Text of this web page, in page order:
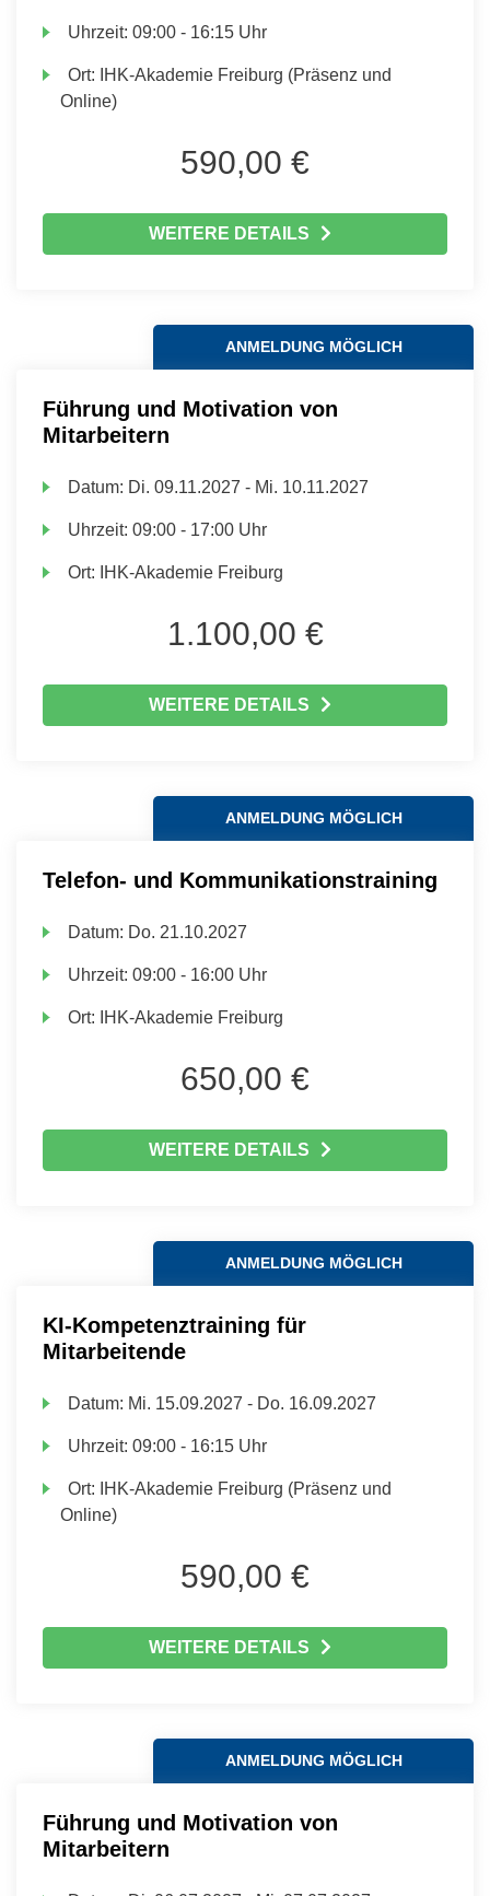
Uhrzeit:09:00 - 16:15 Uhr
Ort:
IHK-Akademie Freiburg (Präsenz und
Online)
590,00 €
WEITERE DETAILS
ANMELDUNG MÖGLICH
Führung und Motivation von
Mitarbeitern
Datum: Di. 09.11.2027 - Mi. 10.11.2027
Uhrzeit:09:00 - 17:00 Uhr
Ort: IHK-Akademie Freiburg
1.100,00 €
WEITERE DETAILS
ANMELDUNG MÖGLICH
Telefon- und Kommunikationstraining
Datum: Do. 21.10.2027
Uhrzeit:09:00 - 16:00 Uhr
Ort: IHK-Akademie Freiburg
650,00 €
WEITERE DETAILS
ANMELDUNG MÖGLICH
KI-Kompetenztraining für
Mitarbeitende
Datum: Mi. 15.09.2027 - Do. 16.09.2027
Uhrzeit:09:00 - 16:15 Uhr
Ort:
IHK-Akademie Freiburg (Präsenz und
Online)
590,00 €
WEITERE DETAILS
ANMELDUNG MÖGLICH
Führung und Motivation von
Mitarbeitern